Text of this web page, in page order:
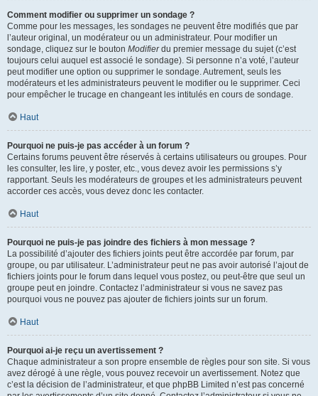
Comment modifier ou supprimer un sondage ?
Comme pour les messages, les sondages ne peuvent être modifiés que par
l’auteur original, un modérateur ou un administrateur. Pour modifier un
sondage, cliquez sur le bouton Modifierdu premier message du sujet (c’est
toujours celui auquel est associé le sondage). Si personne n’a voté, l’auteur
peut modifier une option ou supprimer le sondage. Autrement, seuls les
modérateurs et les administrateurs peuvent le modifier ou le supprimer. Ceci
pour empêcher le trucage en changeant les intitulés en cours de sondage.
Haut
Pourquoi ne puis-je pas accéder à un forum ?
Certains forums peuvent être réservés à certains utilisateurs ou groupes. Pour
les consulter, les lire, y poster, etc., vous devez avoir les permissions s’y
rapportant. Seuls les modérateurs de groupes et les administrateurs peuvent
accorder ces accès, vous devez donc les contacter.
Haut
Pourquoi ne puis-je pas joindre des fichiers à mon message ?
La possibilité d’ajouter des fichiers joints peut être accordée par forum, par
groupe, ou par utilisateur. L’administrateur peut ne pas avoir autorisé l’ajout de
fichiers joints pour le forum dans lequel vous postez, ou peut-être que seul un
groupe peut en joindre. Contactez l’administrateur si vous ne savez pas
pourquoi vous ne pouvez pas ajouter de fichiers joints sur un forum.
Haut
Pourquoi ai-je reçu un avertissement ?
Chaque administrateur a son propre ensemble de règles pour son site. Si vous
avez dérogé à une règle, vous pouvez recevoir un avertissement. Notez que
c’est la décision de l’administrateur, et que phpBB Limited n’est pas concerné